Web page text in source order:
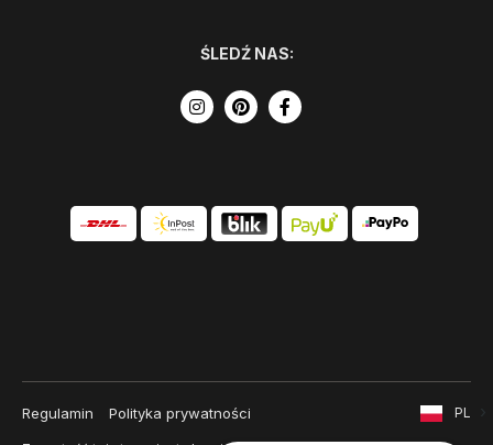
ŚLEDŹ NAS:
Regulamin Polityka prywatności PL